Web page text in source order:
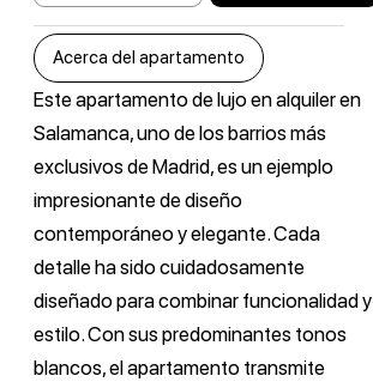
Acerca del apartamento
Este apartamento de lujo en alquiler en
Salamanca, uno de los barrios más
exclusivos de Madrid, es un ejemplo
impresionante de diseño
contemporáneo y elegante. Cada
detalle ha sido cuidadosamente
diseñado para combinar funcionalidad y
estilo. Con sus predominantes tonos
blancos, el apartamento transmite